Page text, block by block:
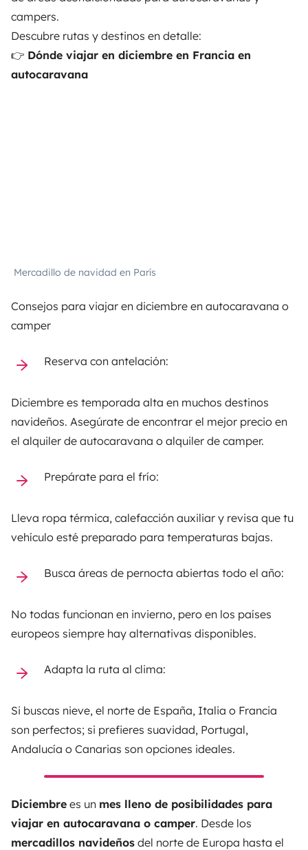
campers.
Descubre rutas y destinos en detalle:
👉 Dónde viajar en diciembre en Francia en
autocaravana
Mercadillo de navidad en París
Consejos para viajar en diciembre en autocaravana o
camper
Reserva con antelación:
Diciembre es temporada alta en muchos destinos
navideños. Asegúrate de encontrar el mejor precio en
el alquiler de autocaravana o alquiler de camper.
Prepárate para el frío:
Lleva ropa térmica, calefacción auxiliar y revisa que tu
vehículo esté preparado para temperaturas bajas.
Busca áreas de pernocta abiertas todo el año:
No todas funcionan en invierno, pero en los países
europeos siempre hay alternativas disponibles.
Adapta la ruta al clima:
Si buscas nieve, el norte de España, Italia o Francia
son perfectos; si prefieres suavidad, Portugal,
Andalucía o Canarias son opciones ideales.
Diciembre es un mes lleno de posibilidades para
viajar en autocaravana o camper. Desde los
mercadillos navideños del norte de Europa hasta el